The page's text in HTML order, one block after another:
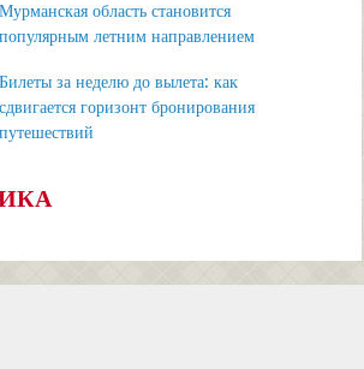
Мурманская область становится
популярным летним направлением
Билеты за неделю до вылета: как
сдвигается горизонт бронирования
путешествий